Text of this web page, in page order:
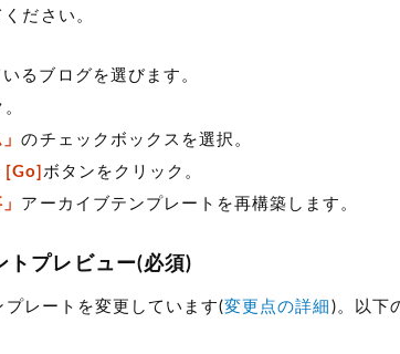
ださい。
るブログを選びます。
」のチェックボックスを選択。
[Go] ボタンをクリック。
アーカイブテンプレートを再構築します。
トプレビュー(必須)
レートを変更しています(変更点の詳細 )。以下